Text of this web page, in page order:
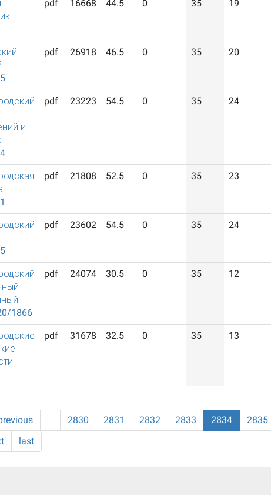
pdf 16668 44.5 0 35 19
pdf 26918 46.5 0 35 20
и
pdf 23223 54.5 0 35 24
pdf 21808 52.5 0 35 23
pdf 23602 54.5 0 35 24
1866
pdf 24074 30.5 0 35 12
pdf 31678 32.5 0 35 13
… 2830 2831 2832 2833 2834 2835
last